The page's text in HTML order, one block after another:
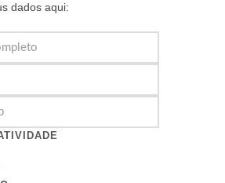
dados aqui: